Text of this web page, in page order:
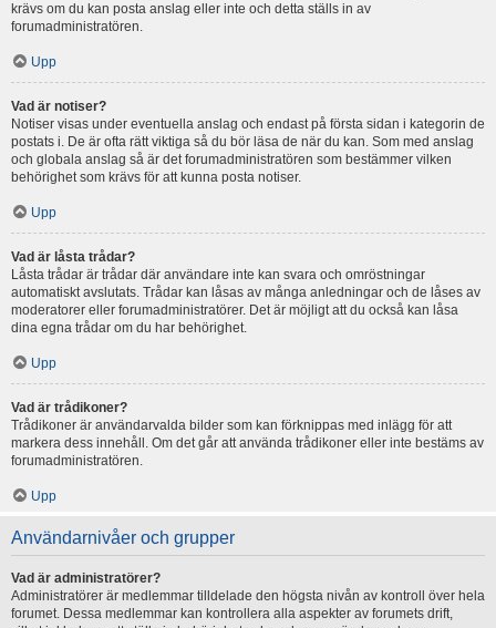
krävs om du kan posta anslag eller inte och detta ställs in av
forumadministratören.
Upp
Vad är notiser?
Notiser visas under eventuella anslag och endast på första sidan i kategorin de
postats i. De är ofta rätt viktiga så du bör läsa de när du kan. Som med anslag
och globala anslag så är det forumadministratören som bestämmer vilken
behörighet som krävs för att kunna posta notiser.
Upp
Vad är låsta trådar?
Låsta trådar är trådar där användare inte kan svara och omröstningar
automatiskt avslutats. Trådar kan låsas av många anledningar och de låses av
moderatorer eller forumadministratörer. Det är möjligt att du också kan låsa
dina egna trådar om du har behörighet.
Upp
Vad är trådikoner?
Trådikoner är användarvalda bilder som kan förknippas med inlägg för att
markera dess innehåll. Om det går att använda trådikoner eller inte bestäms av
forumadministratören.
Upp
Användarnivåer och grupper
Vad är administratörer?
Administratörer är medlemmar tilldelade den högsta nivån av kontroll över hela
forumet. Dessa medlemmar kan kontrollera alla aspekter av forumets drift,